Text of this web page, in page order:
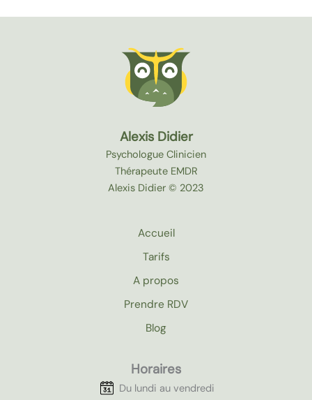
Alexis Didier
Psychologue Clinicien
Thérapeute EMDR
Alexis Didier © 2023
Accueil
Tarifs
A propos
Prendre RDV
Blog
Horaires
Du lundi au vendredi